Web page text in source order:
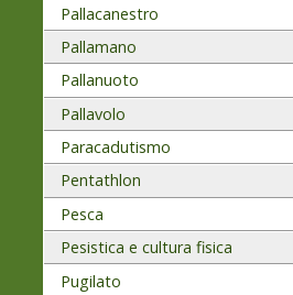
Pallacanestro
Pallamano
Pallanuoto
Pallavolo
Paracadutismo
Pentathlon
Pesca
Pesistica e cultura fisica
Pugilato